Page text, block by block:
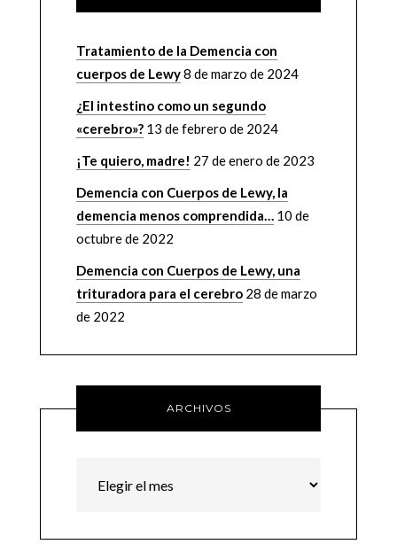
Tratamiento de la Demencia con
cuerpos de Lewy8 de marzo de 2024
¿El intestino como un segundo
«cerebro»? 13 de febrero de 2024
¡Te quiero, madre! 27 de enero de 2023
Demencia con Cuerpos de Lewy, la
demencia menos comprendida… 10 de
octubre de 2022
Demencia con Cuerpos de Lewy, una
trituradora para el cerebro 28 de marzo
de 2022
ARCHIVOS